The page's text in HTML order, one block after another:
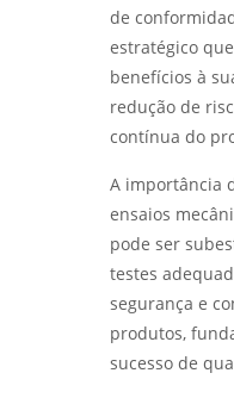
de
estratégico
benefícios à
redução de
contínua do
A importância
ensaios
pode ser
testes
segurança e
produtos,
sucesso de